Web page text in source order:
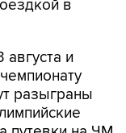
и
разыграны
путевки на ЧМ
бороться